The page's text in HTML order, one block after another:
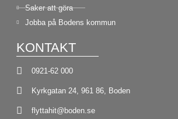
Saker att göra
Jobba på Bodens kommun
KONTAKT
0921-62 000
Kyrkgatan 24, 961 86, Boden
flyttahit@boden.se